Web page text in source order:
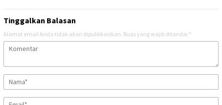
Tinggalkan Balasan
Alamat email Anda tidak akan dipublikasikan. Ruas yang wajib ditandai *